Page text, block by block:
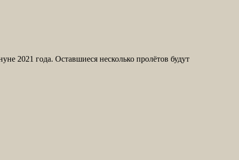
2021 года. Оставшиеся несколько пролётов будут